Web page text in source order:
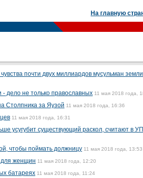
На главную
почти двух миллиардов мусульман
дело не только православных 11 мая 2018 года,
Столпника за Яузой 11 мая 2018 года, 16:36
11 мая 2018 года, 16:31
усугубит существующий раскол, считают в
чтобы поймать должницу 11 мая 2018 года, 13:53
для женщин 11 мая 2018 года, 12:20
батареях 11 мая 2018 года, 11:24